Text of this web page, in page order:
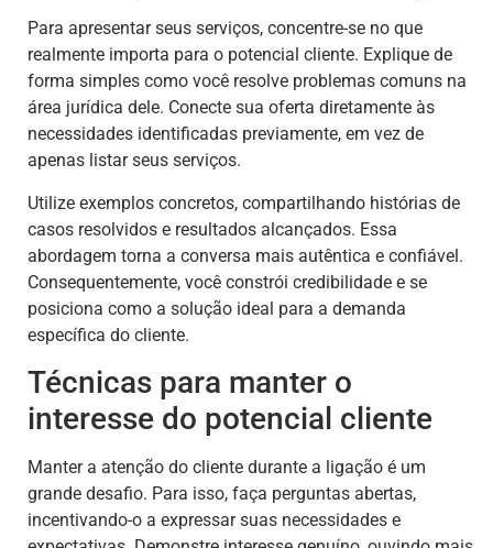
Para apresentar seus serviços, concentre-se no que
realmente importa para o potencial cliente. Explique de
forma simples como você resolve problemas comuns na
área jurídica dele. Conecte sua oferta diretamente às
necessidades identificadas previamente, em vez de
apenas listar seus serviços.
Utilize exemplos concretos, compartilhando histórias de
casos resolvidos e resultados alcançados. Essa
abordagem torna a conversa mais autêntica e confiável.
Consequentemente, você constrói credibilidade e se
posiciona como a solução ideal para a demanda
específica do cliente.
Técnicas para manter o
interesse do potencial cliente
Manter a atenção do cliente durante a ligação é um
grande desafio. Para isso, faça perguntas abertas,
incentivando-o a expressar suas necessidades e